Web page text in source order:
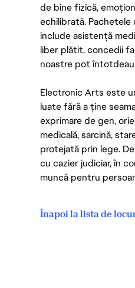
de bine fizică,
echilibrată.
include asistență
liber plătit, concedii
noastre pot
Electronic Arts este
luate fără a ține
exprimare de gen,
medicală, sarcină,
protejată prin lege.
cu cazier judiciar, în
muncă pentru
Înapoi la lista de